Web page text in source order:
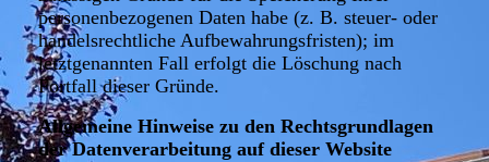
personenbezogenen Daten habe (z. B. steuer- oder
handelsrechtliche Aufbewahrungsfristen); im
letztgenannten Fall erfolgt die Löschung nach
Fortfall dieser Gründe.
Allgemeine Hinweise zu den Rechtsgrundlagen
der Datenverarbeitung auf dieser Website